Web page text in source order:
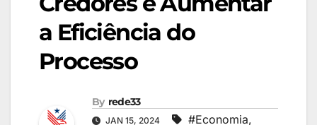
a Eficiência do
Processo
By rede33
JAN 15, 2024 #Economia,